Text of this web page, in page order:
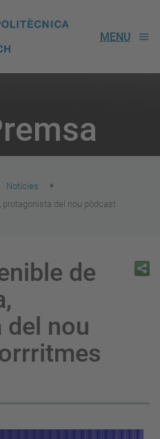
MENU
Notícies
protagonista del nou pòdcast
de
nou